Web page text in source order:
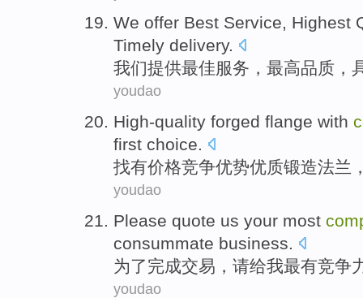
We offer Best Service, Highest
Timely delivery.
我们提供最佳服务 ， 最高品质 ，
youdao
High-quality forged flange with
first choice.
找有价格竞争优势优质锻造法兰
youdao
Please quote us your most
consummate business.
为了完成交易 ， 请给我最有竞争
youdao